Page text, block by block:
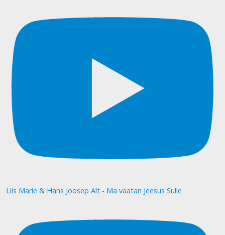
Liis Marie & Hans Joosep Alt - Ma vaatan Jeesus Sulle